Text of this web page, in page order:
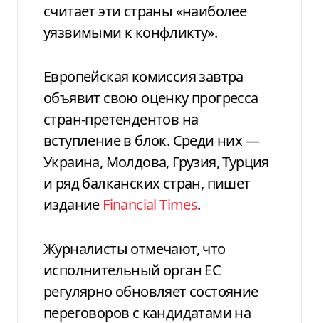
считает эти страны «наиболее
уязвимыми к конфликту».
Европейская комиссия завтра
объявит свою оценку прогресса
стран-претендентов на
вступление в блок. Среди них —
Украина, Молдова, Грузия, Турция
и ряд балканских стран, пишет
издание Financial Times.
Журналисты отмечают, что
исполнительный орган ЕС
регулярно обновляет состояние
переговоров с кандидатами на